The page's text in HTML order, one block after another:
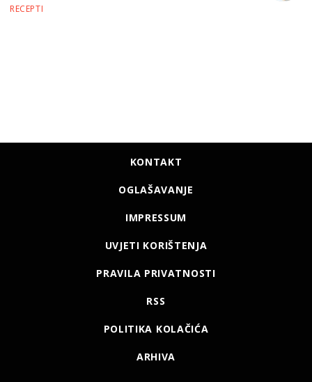
RECEPTI
KONTAKT
OGLAŠAVANJE
IMPRESSUM
UVJETI KORIŠTENJA
PRAVILA PRIVATNOSTI
RSS
POLITIKA KOLAČIĆA
ARHIVA